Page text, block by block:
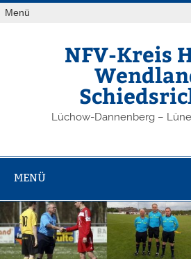
Zum
Inhalt
Menü
NFV-Kreis
Lüchow-Dannenberg –
MENÜ